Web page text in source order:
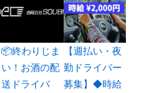
📦終わりじま
い！お酒の配
送ドライバ
【週払い・夜
勤ドライバー
募集】◆時給